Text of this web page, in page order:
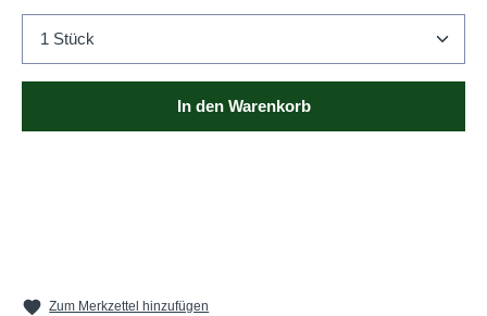
Produkt Anzahl: Gib den gewünschten Wert ein
In den Warenkorb
Zum Merkzettel hinzufügen